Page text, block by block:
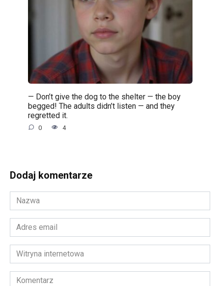
— Don’t give the dog to the shelter — the boy
begged! The adults didn’t listen — and they
regretted it.
0 4
Dodaj komentarze
Nazwa
*
Adres
email
*Witryna
internetowa
Komentarz